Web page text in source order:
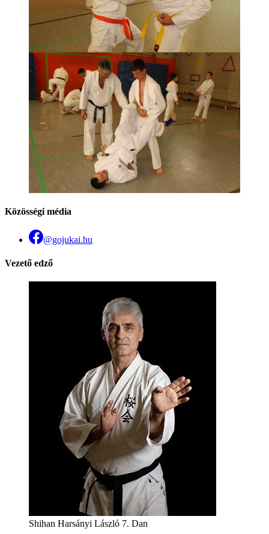
Közösségi média
@gojukai.hu
Vezető edző
Shihan Harsányi László 7. Dan